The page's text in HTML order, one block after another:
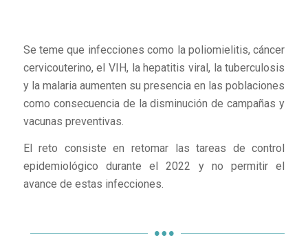
Se teme que infecciones como la poliomielitis, cáncer
cervicouterino, el VIH, la hepatitis viral, la tuberculosis
y la malaria aumenten su presencia en las poblaciones
como consecuencia de la disminución de campañas y
vacunas preventivas.
El reto consiste en retomar las tareas de control
epidemiológico durante el 2022 y no permitir el
avance de estas infecciones.